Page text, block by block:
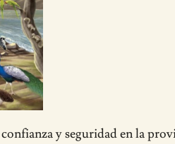
y seguridad en la